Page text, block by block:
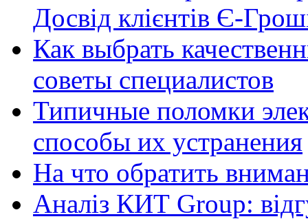
Досвід клієнтів Є-
Как выбрать
советы специалистов
Типичные поломки
способы их устранения
На что обратить
Аналіз КИТ Group: